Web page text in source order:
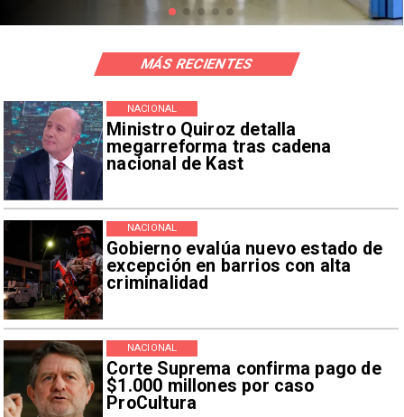
Ministro Quiroz detalla
megarreforma tras cadena
nacional de Kast
NACIONAL
Gobierno evalúa nuevo estado de
excepción en barrios con alta
criminalidad
NACIONAL
Corte Suprema confirma pago de
$1.000 millones por caso
ProCultura
NACIONAL
MÁS RECIENTES